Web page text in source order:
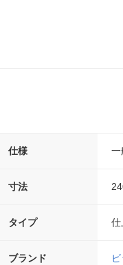
仕様 一
寸法
タイプ 仕
ブランド